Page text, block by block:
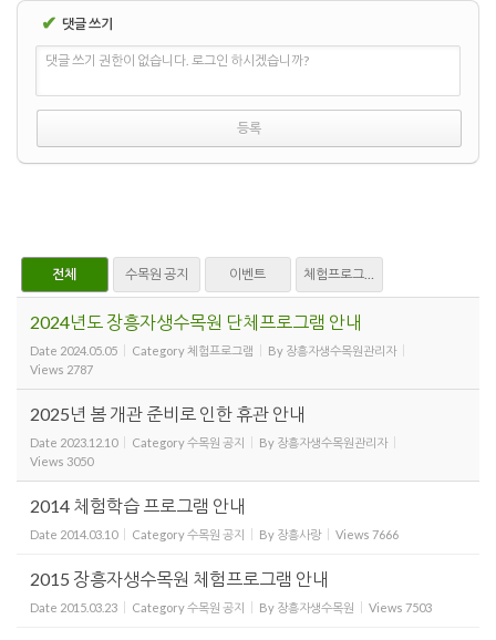
✔ 댓글 쓰기
댓글 쓰기 권한이 없습니다. 로그인 하시겠습니까?
전체 수목원 공지 이벤트 체험프로그램
2024년도 장흥자생수목원 단체프로그램 안내
Date 2024.05.05 Category 체험프로그램 By 장흥자생수목원관리자
Views 2787
2025년 봄 개관 준비로 인한 휴관 안내
Date 2023.12.10 Category수목원 공지 By 장흥자생수목원관리자
Views 3050
2014 체험학습 프로그램 안내
Date 2014.03.10 Category수목원 공지 By 장흥사랑 Views 7666
2015 장흥자생수목원 체험프로그램 안내
Date 2015.03.23 Category수목원 공지 By 장흥자생수목원 Views 7503